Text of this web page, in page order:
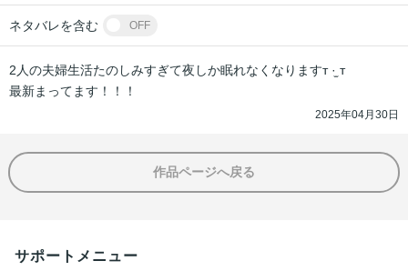
ネタバレを含む OFF
2人の夫婦生活たのしみすぎて夜しか眠れなくなりますт ·̫ т
最新まってます！！！
2025年04月30日
作品ページへ戻る
サポートメニュー